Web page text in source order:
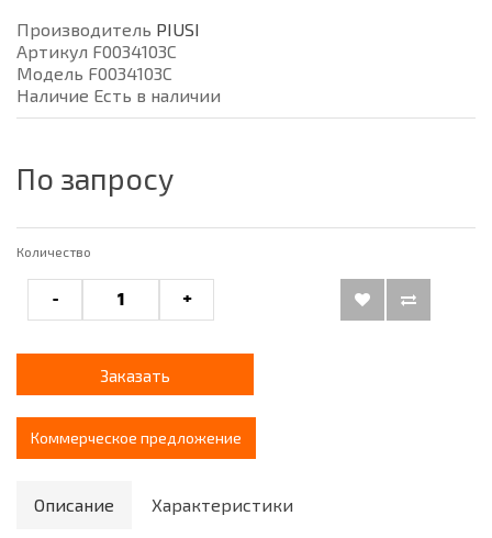
Производитель PIUSI
Артикул F0034103C
Модель F0034103C
Наличие Есть в наличии
По запросу
Количество
- +
Заказать
Коммерческое предложение
Описание Характеристики